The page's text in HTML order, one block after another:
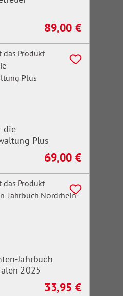
Regulärer Preis:
89,00 €
die
Plus
Regulärer Preis:
69,00 €
Jahrbuch
2025
Regulärer Preis:
33,95 €